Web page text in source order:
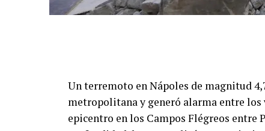
Un terremoto en Nápoles de magnitud
metropolitana y generó alarma entre los
epicentro en los Campos Flégreos